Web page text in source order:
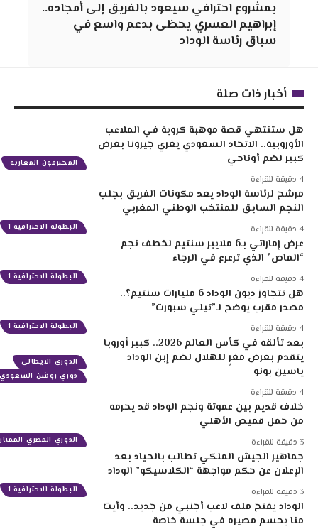
بمشروع احترافي سيعود بالفريق إلى أمجاده..
إبراهيم العسري يحظى بدعم واسع في
سباق رئاسة الوداد
أخبار ذات صلة
المحترفون المغاربة
هل ستنتهي قصة موهبة كروية في الملاعب
الأوروبية.. الاتحاد السعودي يغري جيرونا بعرض
كبير لضم أوناحي
البطولة الاحترافية 1
مرشح لرئاسة الوداد يعد مكونات الفريق بجلب
النجم السابق للمنتخب الوطني المغربي
البطولة الاحترافية 1
عرض إماراتي بـ6 ملايير سنتيم لخطف نجم
“الماص” الذي ترعرع في الرجاء
البطولة الاحترافية 1
هل تتجاوز ديون الوداد 6 مليارات سنتيم؟..
مصدر مقرب يوضح لـ”تيلي سبورت”
الدوري الايطالي
دوري روشن السعودي
بعد تألقه في كأس العالم 2026.. كبير أوروبا
يتقدم بعرض مغرٍ للهلال لضم إبن الوداد
ياسين بونو
الدوري المصري الممتاز
خلاف قديم بين عموتة ونجم الوداد قد يحرمه
من حمل قميص الأهلي
البطولة الاحترافية 1
جماهير الجيش الملكي تطالب بالحياد بعد
الإعلان عن حكم مواجهة “الكلاسيكو” الوداد
الوداد يفتح ملف لاعب أجنبي من جديد.. وأيت
منا يحسم مصيره في جلسة خاصة